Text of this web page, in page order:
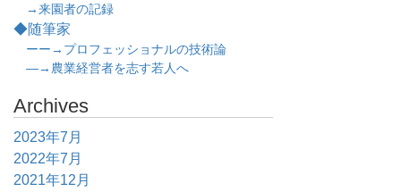
→来園者の記録
◆随筆家
ーー→プロフェッショナルの技術論
―→農業経営者を志す若人へ
Archives
2023年7月
2022年7月
2021年12月